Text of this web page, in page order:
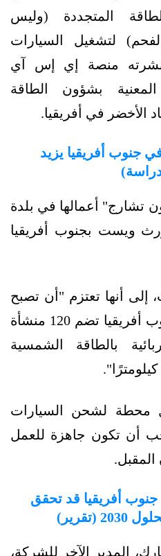
المتجددة (وليس
لتشغيل السيارات
نشرته منصة إي إس آي
بشؤون الطاقة
الأخضر في أفريقيا.
في جنوب أفريقيا يزيد
تشارج" أعمالها في بلدة
ويست بجنوب أفريقيا
أنها تعتزم "أن تصبح
أول شبكة وطنية في جنوب أفريقيا تضم 120 منشأة
بالطاقة الشمسية
محطة لشحن السيارات
أن تكون جاهزة للعمل
جنوب أفريقيا قد تحقق
المدير الآخر للشركة،